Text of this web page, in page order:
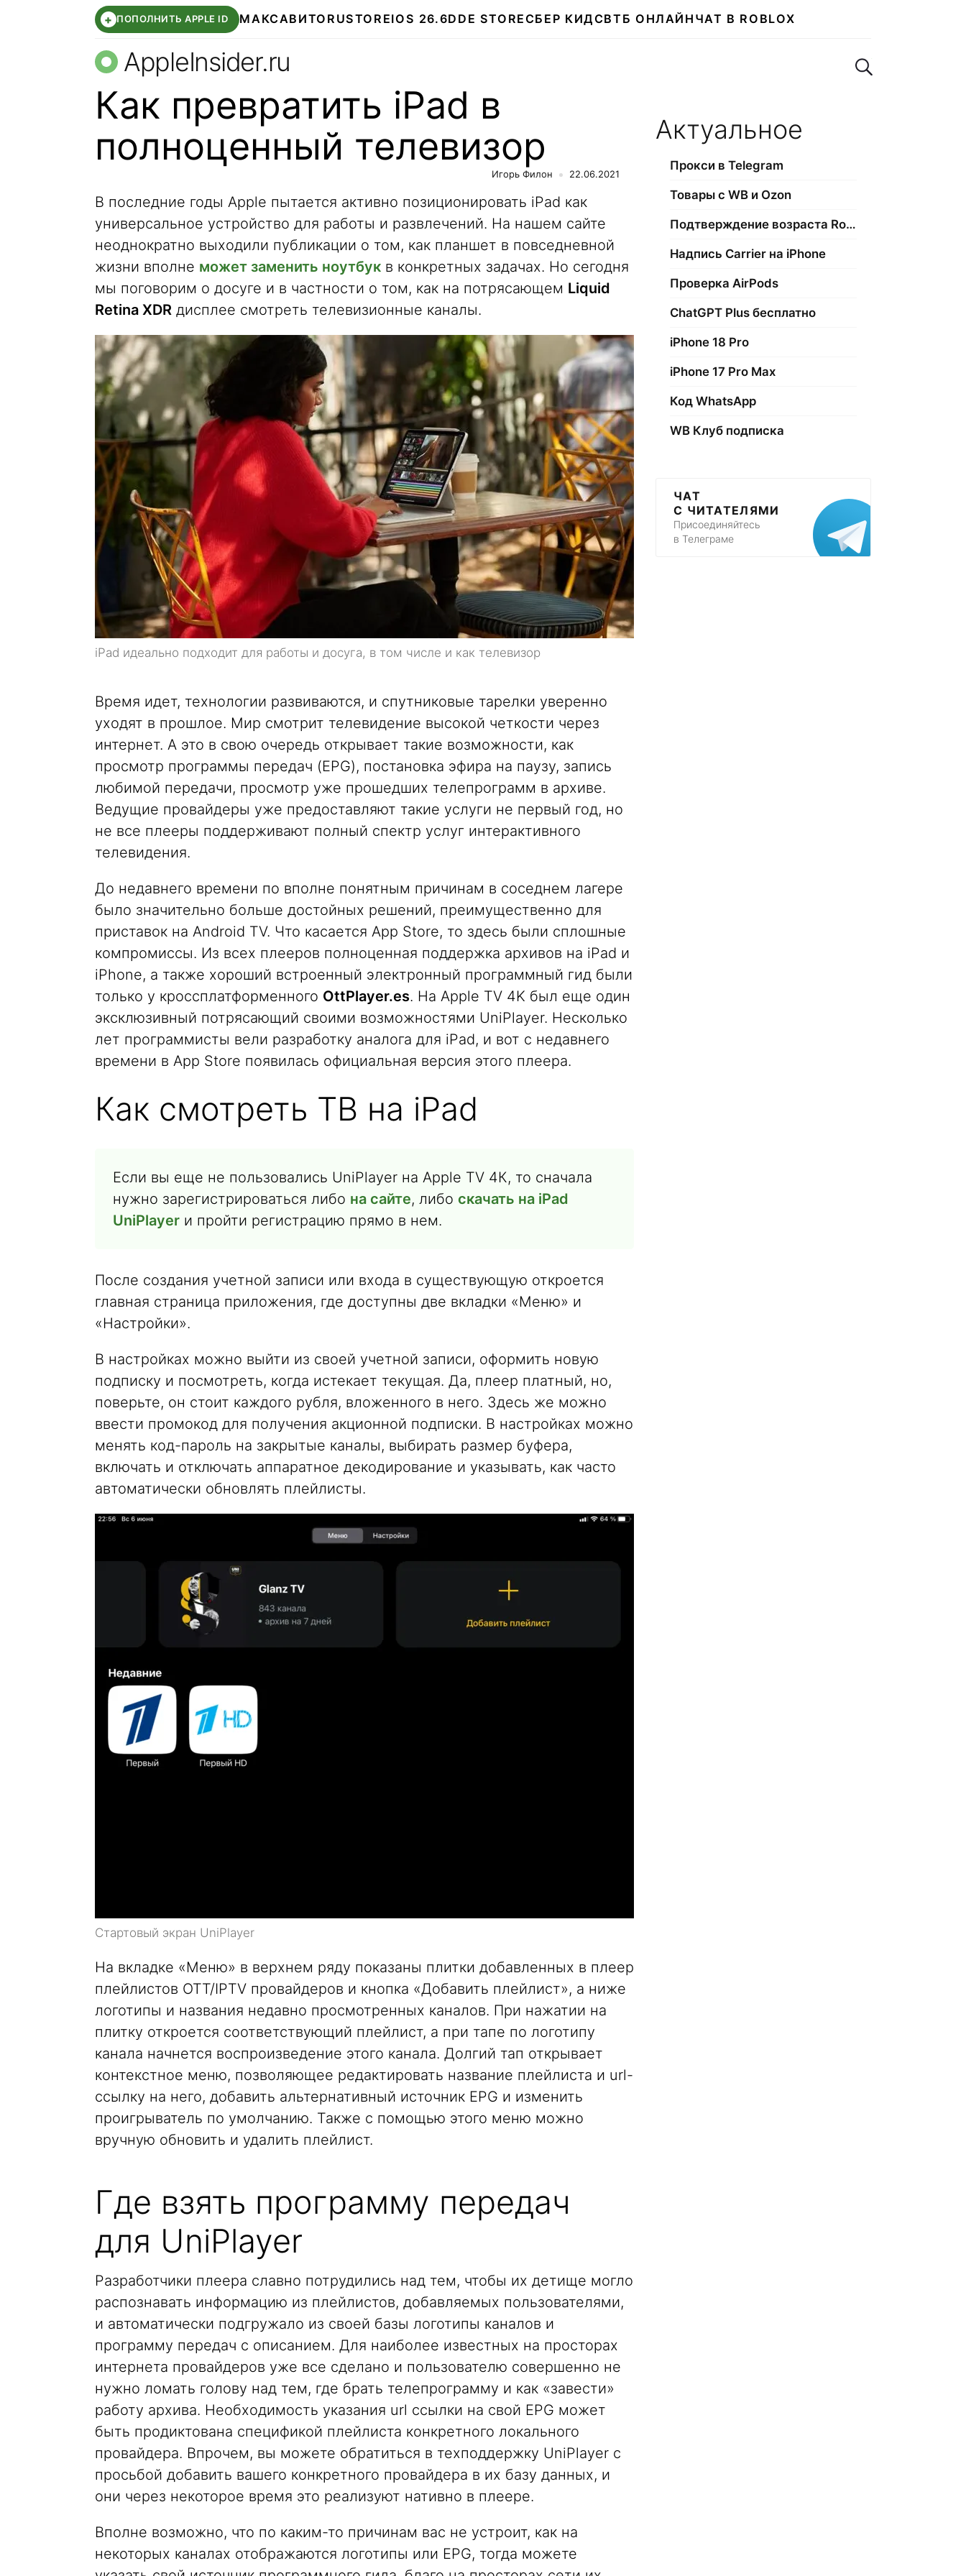
+ ПОПОЛНИТЬ APPLE ID МАКСАВИТО RUSTOREIOS 26.6DDE STORE СБЕР КИДСВТБ ОНЛАЙН ЧАТ В ROBLOX
AppleInsider.ru Поиск по сайту
Как превратить iPad в
полноценный телевизор
Игорь Филон 22.06.2021
В последние годы Apple пытается активно позиционировать iPad как
универсальное устройство для работы и развлечений. На нашем сайте
неоднократно выходили публикации о том, как планшет в повседневной
жизни вполне может заменить ноутбук в конкретных задачах. Но сегодня
мы поговорим о досуге и в частности о том, как на потрясающем Liquid
Retina XDR дисплее смотреть телевизионные каналы.
iPad идеально подходит для работы и досуга, в том числе и как телевизор
Время идет, технологии развиваются, и спутниковые тарелки уверенно
уходят в прошлое. Мир смотрит телевидение высокой четкости через
интернет. А это в свою очередь открывает такие возможности, как
просмотр программы передач (EPG), постановка эфира на паузу, запись
любимой передачи, просмотр уже прошедших телепрограмм в архиве.
Ведущие провайдеры уже предоставляют такие услуги не первый год, но
не все плееры поддерживают полный спектр услуг интерактивного
телевидения.
До недавнего времени по вполне понятным причинам в соседнем лагере
было значительно больше достойных решений, преимущественно для
приставок на Android TV. Что касается App Store, то здесь были сплошные
компромиссы. Из всех плееров полноценная поддержка архивов на iPad и
iPhone, а также хороший встроенный электронный программный гид были
только у кроссплатформенного OttPlayer.es. На Apple TV 4K был еще один
эксклюзивный потрясающий своими возможностями UniPlayer. Несколько
лет программисты вели разработку аналога для iPad, и вот с недавнего
времени в App Store появилась официальная версия этого плеера.
Как смотреть ТВ на iPad
Если вы еще не пользовались UniPlayer на Apple TV 4К, то сначала
нужно зарегистрироваться либо на сайте, либо скачать на iPad
UniPlayer и пройти регистрацию прямо в нем.
После создания учетной записи или входа в существующую откроется
главная страница приложения, где доступны две вкладки «Меню» и
«Настройки».
В настройках можно выйти из своей учетной записи, оформить новую
подписку и посмотреть, когда истекает текущая. Да, плеер платный, но,
поверьте, он стоит каждого рубля, вложенного в него. Здесь же можно
ввести промокод для получения акционной подписки. В настройках можно
менять код-пароль на закрытые каналы, выбирать размер буфера,
включать и отключать аппаратное декодирование и указывать, как часто
автоматически обновлять плейлисты.
Стартовый экран UniPlayer
На вкладке «Меню» в верхнем ряду показаны плитки добавленных в плеер
плейлистов OTT/IPTV провайдеров и кнопка «Добавить плейлист», а ниже
логотипы и названия недавно просмотренных каналов. При нажатии на
плитку откроется соответствующий плейлист, а при тапе по логотипу
канала начнется воспроизведение этого канала. Долгий тап открывает
контекстное меню, позволяющее редактировать название плейлиста и url-
ссылку на него, добавить альтернативный источник EPG и изменить
проигрыватель по умолчанию. Также с помощью этого меню можно
вручную обновить и удалить плейлист.
Где взять программу передач
для UniPlayer
Разработчики плеера славно потрудились над тем, чтобы их детище могло
распознавать информацию из плейлистов, добавляемых пользователями,
и автоматически подгружало из своей базы логотипы каналов и
программу передач с описанием. Для наиболее известных на просторах
интернета провайдеров уже все сделано и пользователю совершенно не
нужно ломать голову над тем, где брать телепрограмму и как «завести»
работу архива. Необходимость указания url ссылки на свой EPG может
быть продиктована спецификой плейлиста конкретного локального
провайдера. Впрочем, вы можете обратиться в техподдержку UniPlayer с
просьбой добавить вашего конкретного провайдера в их базу данных, и
они через некоторое время это реализуют нативно в плеере.
Вполне возможно, что по каким-то причинам вас не устроит, как на
некоторых каналах отображаются логотипы или EPG, тогда можете
Актуальное
Прокси в Telegram
Товары с WB и Ozon
Подтверждение возраста Roblox
Надпись Carrier на iPhone
Проверка AirPods
ChatGPT Plus бесплатно
iPhone 18 Pro
iPhone 17 Pro Max
Код WhatsApp
WB Клуб подписка
ЧАТ
С ЧИТАТЕЛЯМИ
Присоединяйтесь
в Телеграме